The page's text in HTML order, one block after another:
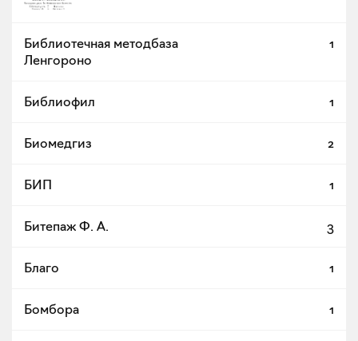
Библиотечная методбаза
Ленгороно
1
Библиофил 1
Биомедгиз 2
БИП 1
Битепаж Ф. А. 3
Благо 1
Бомбора 1